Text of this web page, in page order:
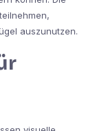
auszunutzen.